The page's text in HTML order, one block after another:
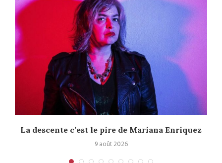
La descente c’est le pire de Mariana Enriquez
9 août 2026